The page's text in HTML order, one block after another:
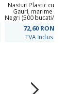
Nasturi Plastic cu
Gauri, marime 32L,
Negri (500 bucati/
72,60 RON
TVA Inclus